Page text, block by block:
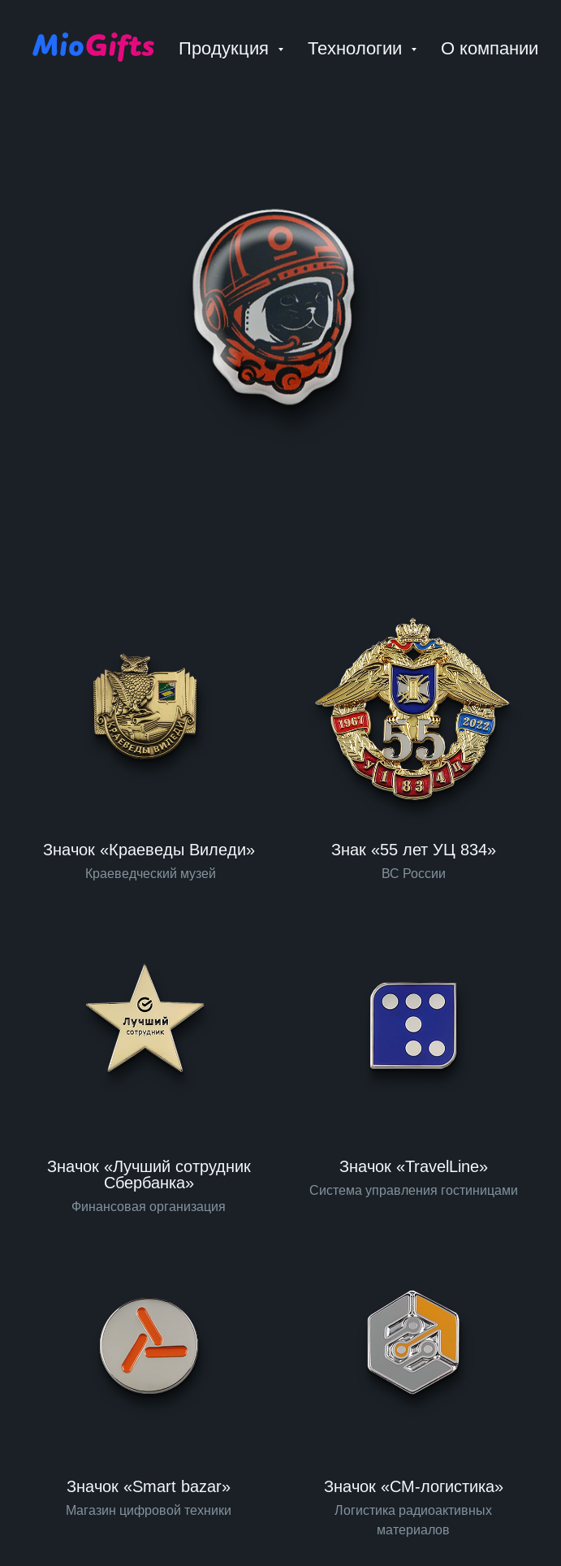
Продукция Технологии О компании
Значок «Краеведы Виледи»
Краеведческий музей
Знак «55 лет УЦ 834»
ВС России
Значок «Лучший сотрудник
Сбербанка»
Финансовая организация
Значок «TravelLine»
Система управления гостиницами
Значок «Smart bazar»
Магазин цифровой техники
Значок «СМ-логистика»
Логистика радиоактивных
материалов